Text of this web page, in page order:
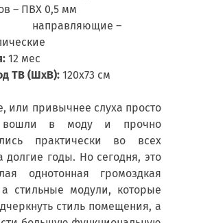
– ПВХ 0,5 мм
–
12 мес
ТВ (ШхВ): 120х73 см
или привычнее слуха просто
вошли в моду и прочно
практически во всех
долгие годы. Но сегодня, это
однотонная громоздкая
стильные модули, которые
стиль помещения, а